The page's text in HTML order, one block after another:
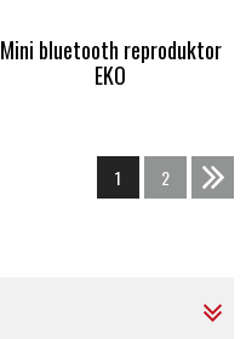
Mini bluetooth reproduktor
EKO
1 2 >>